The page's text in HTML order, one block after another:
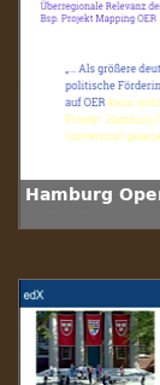
Hamburg